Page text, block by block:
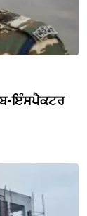
ਇੰਸਪੈਕਟਰ